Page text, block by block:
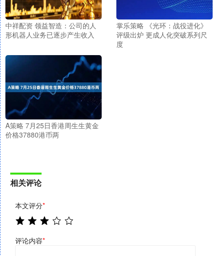
中祥配资 领益智造：公司的人
形机器人业务已逐步产生收入
掌乐策略 《光环：战役进化》
评级出炉 更成人化突破系列尺
度
A策略 7月25日香港周生生黄金
价格37880港币两
相关评论
本文评分*
评论内容*